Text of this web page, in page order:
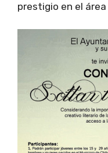
prestigio en el